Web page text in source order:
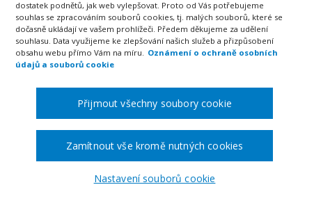
Přihlásit se
E-mail
Pamatovat si mě
dostatek podnětů, jak web vylepšovat. Proto od Vás potřebujeme
souhlas se zpracováním souborů cookies, tj. malých souborů, které se
dočasně ukládají ve vašem prohlížeči. Předem děkujeme za udělení
souhlasu. Data využijeme ke zlepšování našich služeb a přizpůsobení
obsahu webu přímo Vám na míru. Oznámení o ochraně osobních
údajů a souborů cookie
Nastavení souborů cookie
Zamítnout vše kromě nutných cookies
Přijmout všechny soubory cookie